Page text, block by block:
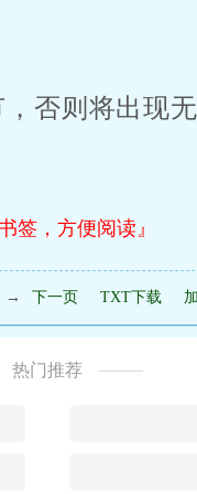
否则将出现
签，方便阅读』
→ 下一页 TXT下载
热门推荐